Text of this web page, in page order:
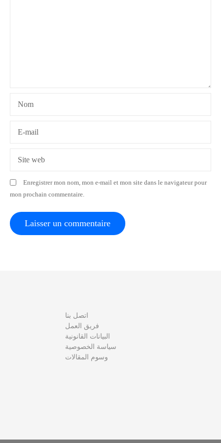
t
i
c
l
Nom
E-mail
Site web
Enregistrer mon nom, mon e-mail et mon site dans le navigateur pour
mon prochain commentaire.
اتصل بنا
فريق العمل
البيانات القانونية
سياسة الخصوصية
وسوم المقالات